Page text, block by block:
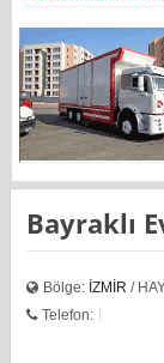
Bayraklı
Bölge: İZMİR /
Telefon: